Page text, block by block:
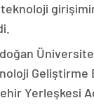
Geliştirme
Yerleşkesi